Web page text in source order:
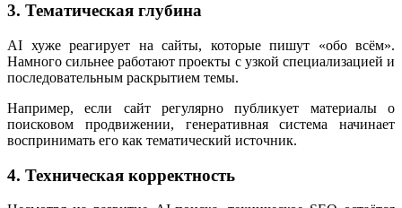
3. Тематическая глубина
AI хуже реагирует на сайты, которые пишут «обо всём».
Намного сильнее работают проекты с узкой специализацией и
последовательным раскрытием темы.
Например, если сайт регулярно публикует материалы о
поисковом продвижении, генеративная система начинает
воспринимать его как тематический источник.
4. Техническая корректность